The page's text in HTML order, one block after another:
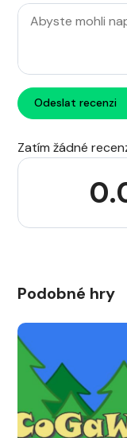
Odeslat recenzi
Zatím žádné
Podobné hry